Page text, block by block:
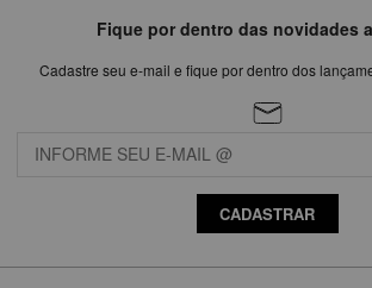
Fique por dentro das novidades
Cadastre seu e-mail e fique por dentro dos
CADASTRAR